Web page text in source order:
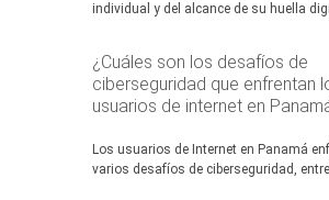
individual y del alcance de su huella
¿Cuáles son los desafíos de
ciberseguridad que enfrentan
usuarios de internet en
Los usuarios de Internet en Panamá
varios desafíos de ciberseguridad,